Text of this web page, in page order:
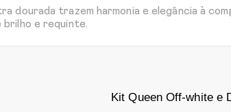
dourada trazem harmonia e elegância à
brilho e requinte.
Kit Queen Off-white e